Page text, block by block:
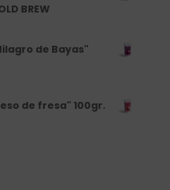
BREW
de Bayas"
de fresa" 100gr.